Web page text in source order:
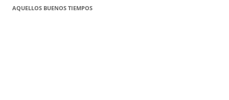
AQUELLOS BUENOS TIEMPOS